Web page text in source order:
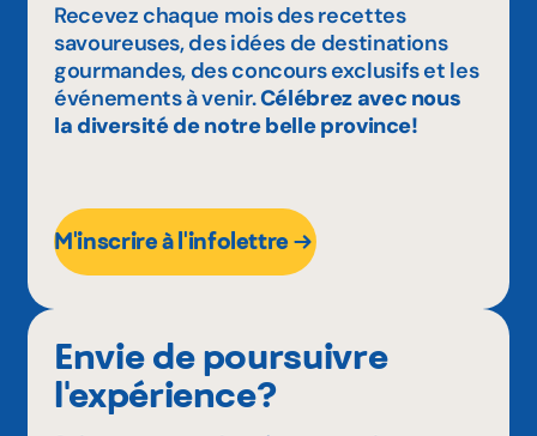
Recevez chaque mois des recettes
savoureuses, des idées de destinations
gourmandes, des concours exclusifs et les
événements à venir.Célébrez avec nous
la diversité de notre belle province!
M'inscrire à l'infolettre
Envie de poursuivre
l'expérience?